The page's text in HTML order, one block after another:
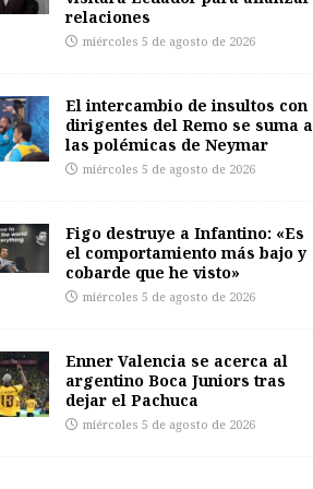
relaciones
miércoles 5 de agosto de 2026
El intercambio de insultos con
dirigentes del Remo se suma a
las polémicas de Neymar
miércoles 5 de agosto de 2026
Figo destruye a Infantino: «Es
el comportamiento más bajo y
cobarde que he visto»
miércoles 5 de agosto de 2026
Enner Valencia se acerca al
argentino Boca Juniors tras
dejar el Pachuca
miércoles 5 de agosto de 2026